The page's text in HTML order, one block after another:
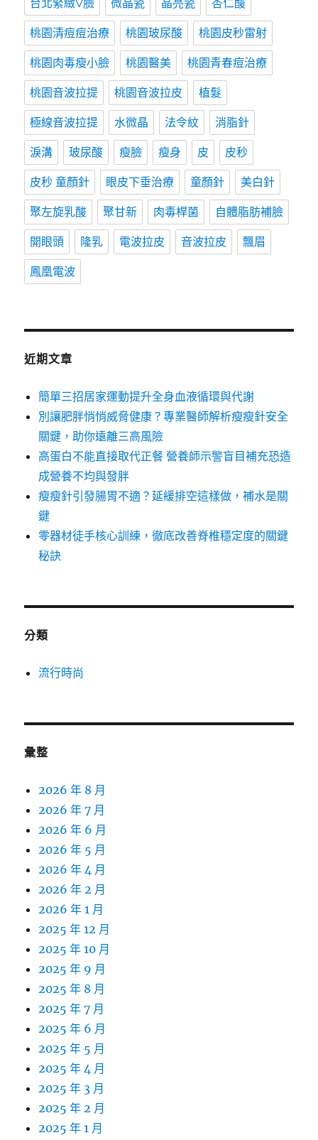
台北緊緻V臉 微晶瓷 晶亮瓷 杏仁酸
桃園清痘痘治療 桃園玻尿酸 桃園皮秒雷射
桃園肉毒瘦小臉 桃園醫美 桃園青春痘治療
桃園音波拉提 桃園音波拉皮 植髮
極線音波拉提 水微晶 法令紋 消脂針
淚溝 玻尿酸 瘦臉 瘦身 皮 皮秒
皮秒 童顏針 眼皮下垂治療 童顏針 美白針
聚左旋乳酸 聚甘新 肉毒桿菌 自體脂肪補臉
開眼頭 隆乳 電波拉皮 音波拉皮 飄眉
鳳凰電波
近期文章
簡單三招居家運動提升全身血液循環與代謝
別讓肥胖悄悄威脅健康？專業醫師解析瘦瘦針安全
關鍵，助你遠離三高風險
高蛋白不能直接取代正餐 營養師示警盲目補充恐造
成營養不均與發胖
瘦瘦針引發腸胃不適？延緩排空這樣做，補水是關
鍵
零器材徒手核心訓練，徹底改善脊椎穩定度的關鍵
秘訣
分類
流行時尚
彙整
2026 年 8 月
2026 年 7 月
2026 年 6 月
2026 年 5 月
2026 年 4 月
2026 年 2 月
2026 年 1 月
2025 年 12 月
2025 年 10 月
2025 年 9 月
2025 年 8 月
2025 年 7 月
2025 年 6 月
2025 年 5 月
2025 年 4 月
2025 年 3 月
2025 年 2 月
2025 年 1 月